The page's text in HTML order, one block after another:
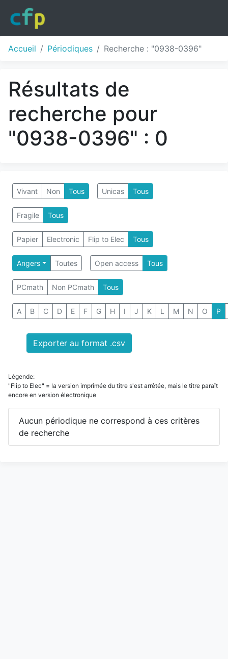
Accueil Périodiques Recherche : "0938-0396"
Résultats de
recherche pour
"0938-0396" : 0
Vivant Non Tous Unicas Tous
Fragile Tous
Papier Electronic Flip to Elec Tous
Angers Toutes Open access Tous
PCmath Non PCmath Tous
A B C D E F G H I J K L M N O P
Exporter au format .csv
Légende:
"Flip to Elec" = la version imprimée du titre s'est arrêtée, mais le titre paraît
encore en version électronique
Aucun périodique ne correspond à ces critères
de recherche